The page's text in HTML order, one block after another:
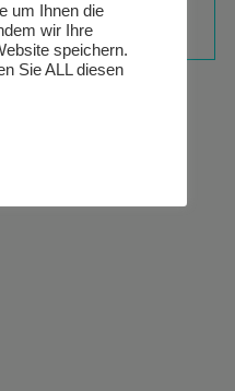
um Ihnen die
wir Ihre
speichern.
Sie ALL diesen